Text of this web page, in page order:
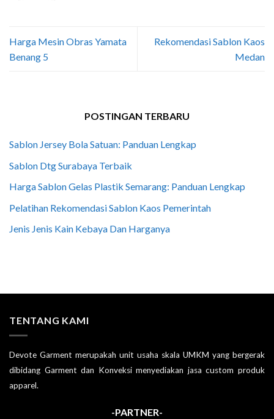
Harga Mesin Obras Yamata
Benang 5
Rekomendasi Sablon Kaos
Medan
POSTINGAN TERBARU
Sablon Jersey Bola Satuan: Panduan Lengkap
Sablon Dtg Surabaya Terbaik
Harga Sablon Gelas Plastik Semarang: Panduan Lengkap
Pelatihan Rekomendasi Sablon Kaos Pemerintah
Jenis Jenis Kain Kebaya Dan Harganya
TENTANG KAMI
Devote Garment merupakah unit usaha skala UMKM yang bergerak
dibidang Garment dan Konveksi menyediakan jasa custom produk
apparel.
-PARTNER-